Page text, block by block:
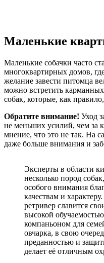
Маленькие
Маленькие собачки часто
многоквартирных домов,
желание завести питомца
можно встретить
собак, которые, как
Обратите внимание! Уход
не меньших усилий, чем за
мнение, что это не так. На
даже больше внимания и
Эксперты в области
несколько пород
особого внимания
качествам и
ретривер славится
высокой
компаньоном для
овчарка, в свою
преданностью и
делает её отличным